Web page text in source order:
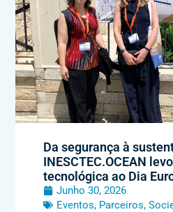
Da segurança à
INESCTEC.OCEAN
tecnológica ao Dia
Junho 30, 2026
Eventos, Parceiros,